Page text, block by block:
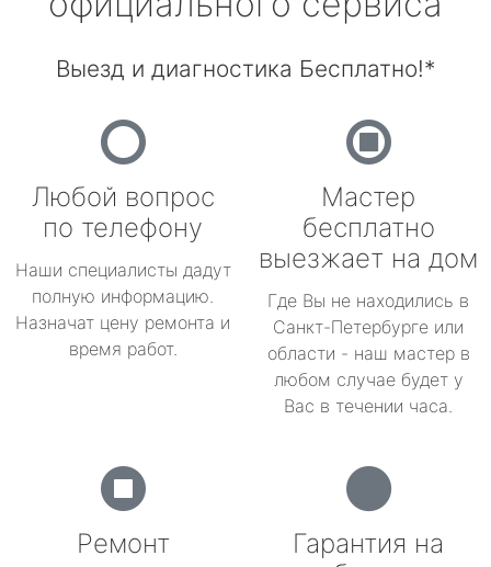
Выезд и диагностика Бесплатно!*
Любой вопрос
по телефону
Наши специалисты дадут
полную информацию.
Назначат цену ремонта и
время работ.
Мастер
бесплатно
выезжает на дом
Где Вы не находились в
Санкт-Петербурге или
области - наш мастер в
любом случае будет у
Вас в течении часа.
Ремонт
Гарантия на